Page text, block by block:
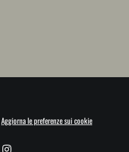
Aggiorna le preferenze sui cookie